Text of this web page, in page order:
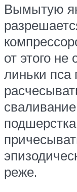
Вымытую
от этого не
линьки пса
реже.